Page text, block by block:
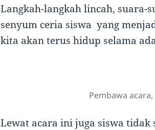
Langkah-langkah lincah, suara-
senyum ceria siswa yang
kita akan terus hidup selama
Pembawa
Lewat acara ini juga siswa